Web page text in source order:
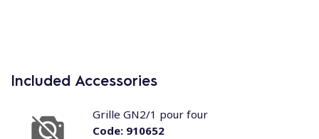
Included Accessories
Code:910652
Grille GN2/1 pour four